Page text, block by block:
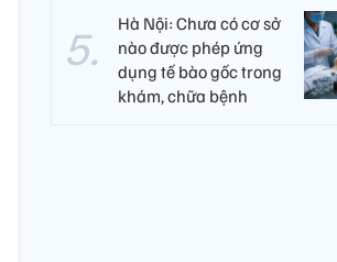
Hà Nội: Chưa có cơ sở
nào được phép ứng
dụng tế bào gốc trong
khám, chữa bệnh